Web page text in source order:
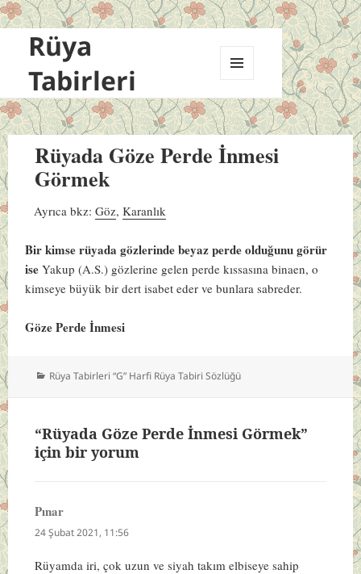
Rüya
Tabirleri
VE
BILEŞENLER
Rüyada Göze Perde İnmesi
Görmek
Ayrıca bkz:Göz,Karanlık
Bir kimse rüyada gözlerinde beyaz perde olduğunu görür
ise Yakup (A.S.) gözlerine gelen perde kıssasına binaen, o
kimseye büyük bir dert isabet eder ve bunlara sabreder.
Göze Perde İnmesi
Kategoriler
Rüya Tabirleri “G” Harfi Rüya Tabiri Sözlüğü
“Rüyada Göze Perde İnmesi Görmek”
için bir yorum
Pınardedi
ki:
24 Şubat 2021, 11:56
Rüyamda iri, çok uzun ve siyah takım elbiseye sahip